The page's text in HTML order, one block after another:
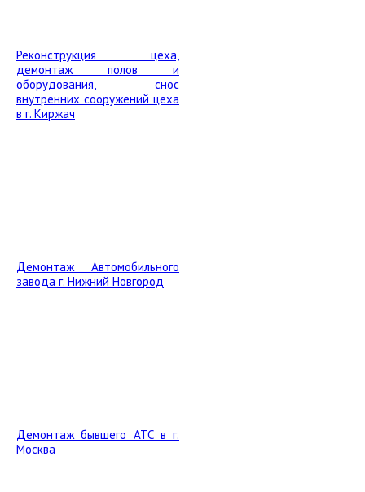
Реконструкция цеха,
демонтаж полов и
оборудования, снос
внутренних сооружений цеха
в г. Киржач
Демонтаж Автомобильного
завода г. Нижний Новгород
Демонтаж бывшего АТС в г.
Москва